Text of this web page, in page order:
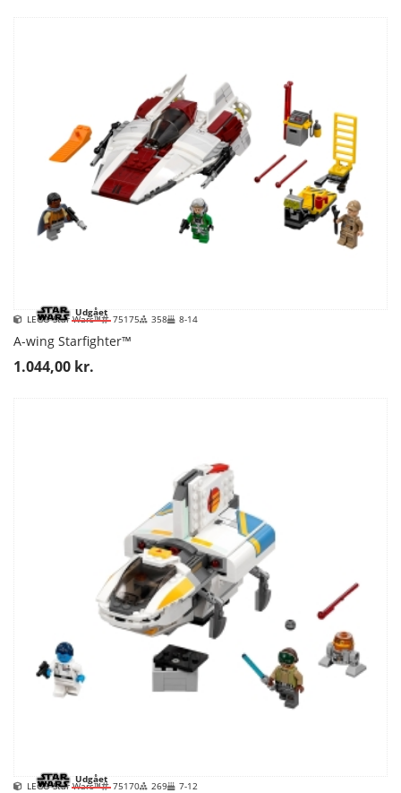
Udgået
LEGO Star Wars™ 75175 358 8-14
A-wing Starfighter™
1.044,00 kr.
Udgået
LEGO Star Wars™ 75170 269 7-12